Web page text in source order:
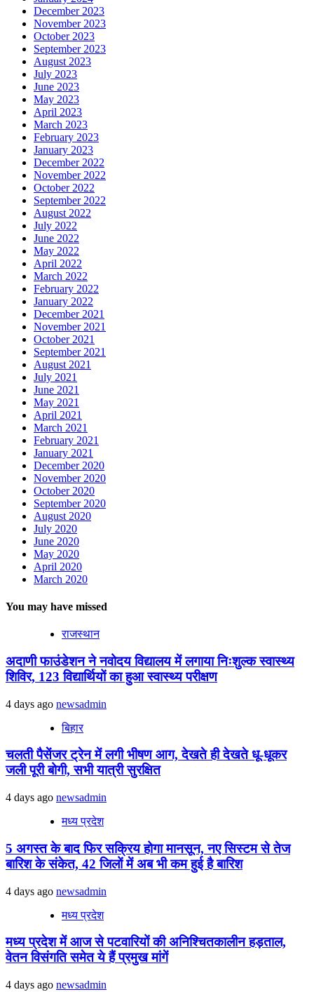
December 2023
November 2023
October 2023
September 2023
August 2023
July 2023
June 2023
May 2023
April 2023
March 2023
February 2023
January 2023
December 2022
November 2022
October 2022
September 2022
August 2022
July 2022
June 2022
May 2022
April 2022
March 2022
February 2022
January 2022
December 2021
November 2021
October 2021
September 2021
August 2021
July 2021
June 2021
May 2021
April 2021
March 2021
February 2021
January 2021
December 2020
November 2020
October 2020
September 2020
August 2020
July 2020
June 2020
May 2020
April 2020
March 2020
You may have missed
राजस्थान
अदाणी फाउंडेशन ने नवोदय विद्यालय में लगाया निःशुल्क स्वास्थ्य
शिविर, 123 विद्यार्थियों का हुआ स्वास्थ्य परीक्षण
4 days ago newsadmin
बिहार
चलती पैसेंजर ट्रेन में लगी भीषण आग, देखते ही देखते धू-धूकर
जली पूरी बोगी, सभी यात्री सुरक्षित
4 days ago newsadmin
मध्य प्रदेश
5 अगस्त के बाद फिर सक्रिय होगा मानसून, नए सिस्टम से तेज
बारिश के संकेत, 42 जिलों में अब भी कम हुई है बारिश
4 days ago newsadmin
मध्य प्रदेश
मध्य प्रदेश में आज से पटवारियों की अनिश्चितकालीन हड़ताल,
वेतन विसंगति समेत ये हैं प्रमुख मांगें
4 days ago newsadmin